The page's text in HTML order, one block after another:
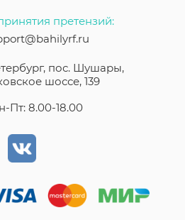
претензий:
пос. Шушары,
шоссе, 139
Пт: 8.00-18.00